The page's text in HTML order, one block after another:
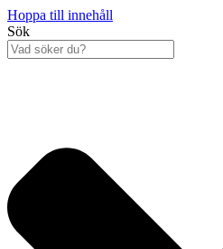
Hoppa till innehåll
Sök